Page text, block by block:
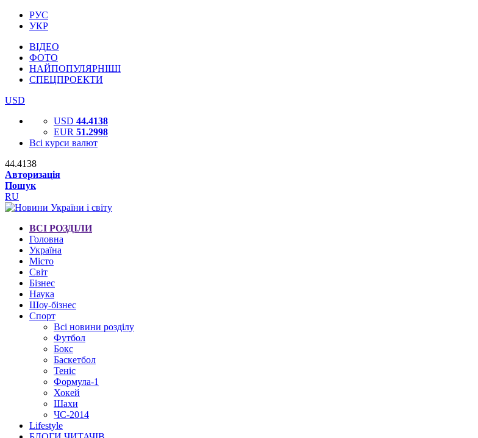
РУС
УКР
ВІДЕО
ФОТО
НАЙПОПУЛЯРНІШІ
СПЕЦПРОЕКТИ
USD
USD 44.4138
EUR 51.2998
Всі курси валют
44.4138
Авторизація
Пошук
RU
ВСІ РОЗДІЛИ
Головна
Україна
Місто
Світ
Бізнес
Наука
Шоу-бізнес
Спорт
Всі новини розділу
Футбол
Бокс
Баскетбол
Теніс
Формула-1
Хокей
Шахи
ЧС-2014
Lifestyle